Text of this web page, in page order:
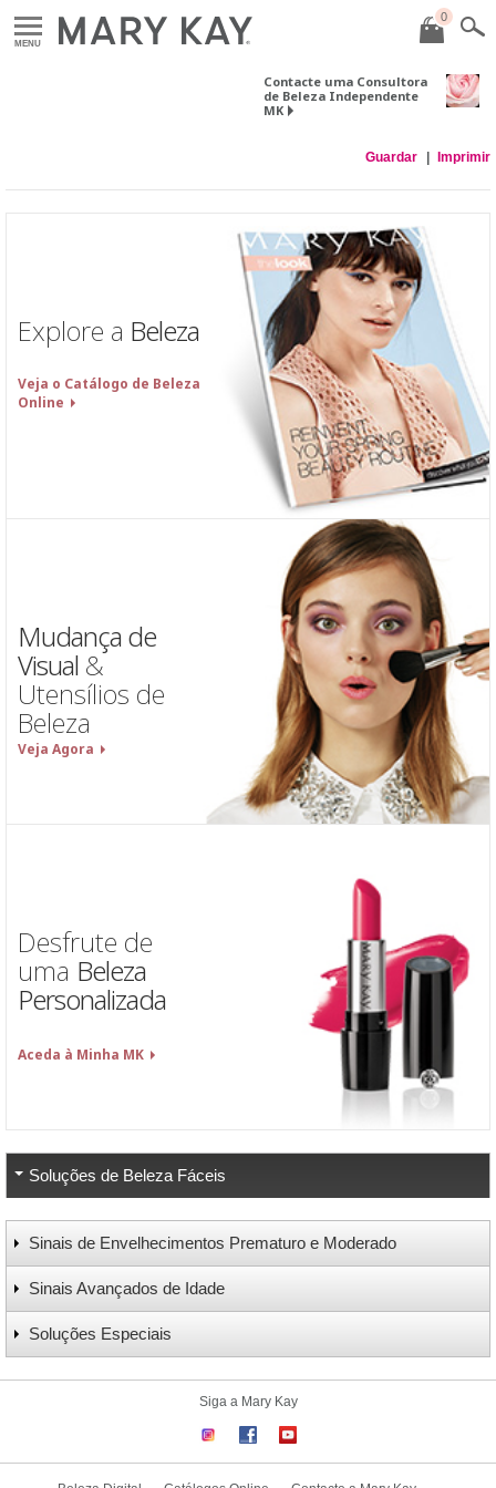
MENU
0
Contacte uma Consultora
de Beleza Independente
MK
Guardar Imprimir
Explore a Beleza
Veja o Catálogo de Beleza
Online
Mudança de
Visual &
Utensílios de
Beleza
Veja Agora
Desfrute de
uma Beleza
Personalizada
Aceda à Minha MK
Soluções de Beleza Fáceis
Sinais de Envelhecimentos Prematuro e Moderado
Sinais Avançados de Idade
Soluções Especiais
Siga a Mary Kay